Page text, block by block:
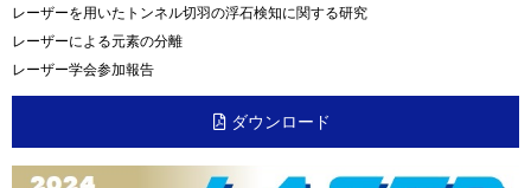
レーザーを用いたトンネル切羽の浮石検知に関する研究
レーザーによる元素の分離
レーザー学会参加報告
ダウンロード